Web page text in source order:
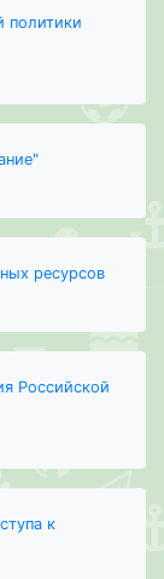
политики
ресурсов
Российской
к